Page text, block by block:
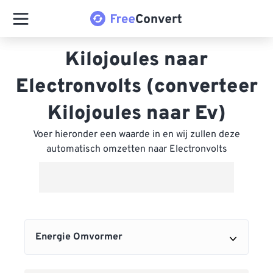
Kilojoules naar
Electronvolts (converteer
Kilojoules naar Ev)
Voer hieronder een waarde in en wij zullen deze
automatisch omzetten naar Electronvolts